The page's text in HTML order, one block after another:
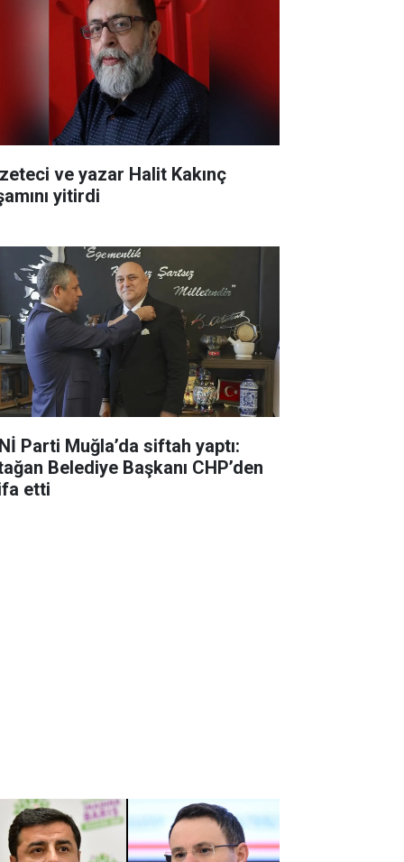
ve yazar Halit Kakınç
yitirdi
Parti Muğla’da siftah yaptı:
Belediye Başkanı CHP’den
etti